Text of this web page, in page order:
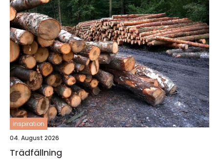
inspiration
04. August 2026
Trädfällning